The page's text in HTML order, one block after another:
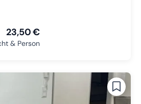
23,50 €
& Person